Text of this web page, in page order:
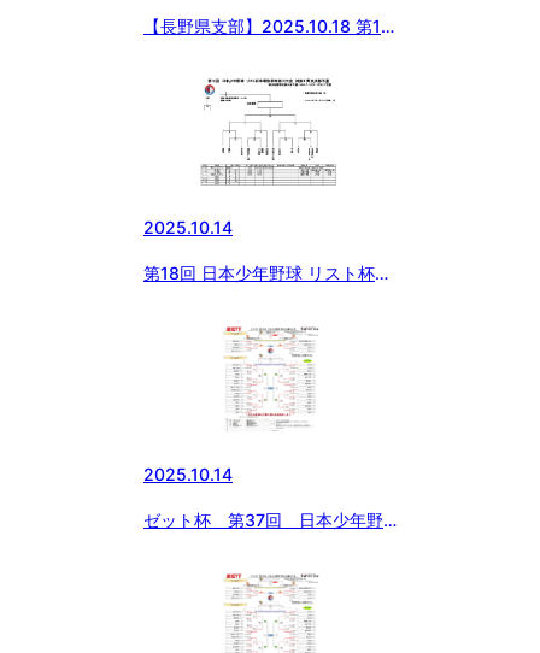
【長野県支部】2025.10.18 第17
大会（第56回日本少年野球春季
全国大会長野県支部予選）
2025.10.14
第18回 日本少年野球 リスト杯争
部予選 第56回春季全国大会予
選・DeNAベイスターズカップ予
2025.10.14
ゼット杯 第37回 日本少年野
目 試合結果